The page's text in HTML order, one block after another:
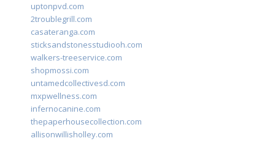
uptonpvd.com
2troublegrill.com
casateranga.com
sticksandstonesstudiooh.com
walkers-treeservice.com
shopmossi.com
untamedcollectivesd.com
mxpwellness.com
infernocanine.com
thepaperhousecollection.com
allisonwillisholley.com